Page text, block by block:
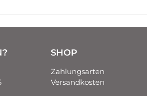
SHOP
Zahlungsarten
Versandkosten